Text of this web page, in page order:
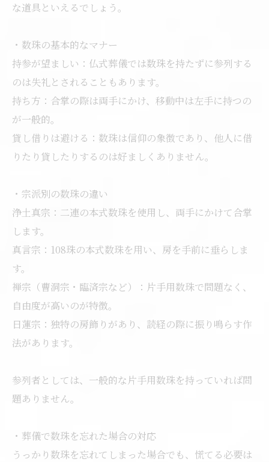
な道具といえるでしょう。
・数珠の基本的なマナー
持参が望ましい：仏式葬儀では数珠を持たずに参列する
のは失礼とされることもあります。
持ち方：合掌の際は両手にかけ、移動中は左手に持つの
が一般的。
貸し借りは避ける：数珠は信仰の象徴であり、他人に借
りたり貸したりするのは好ましくありません。
・宗派別の数珠の違い
浄土真宗：二連の本式数珠を使用し、両手にかけて合掌
します。
真言宗：108珠の本式数珠を用い、房を手前に垂らしま
す。
禅宗（曹洞宗・臨済宗など）：片手用数珠で問題なく、
自由度が高いのが特徴。
日蓮宗：独特の房飾りがあり、読経の際に振り鳴らす作
法があります。
参列者としては、一般的な片手用数珠を持っていれば問
題ありません。
・葬儀で数珠を忘れた場合の対応
うっかり数珠を忘れてしまった場合でも、慌てる必要は